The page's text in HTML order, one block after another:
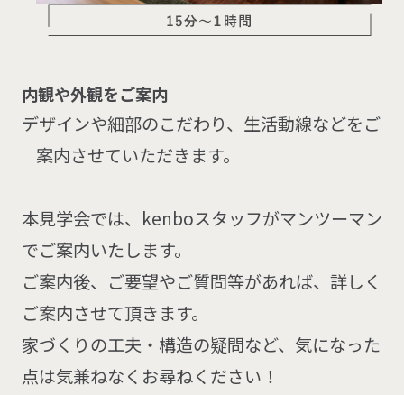
内観や外観をご案内
デザインや細部のこだわり、生活動線などをご
案内させていただきます。
本見学会では、kenboスタッフがマンツーマン
でご案内いたします。
ご案内後、ご要望やご質問等があれば、詳しく
ご案内させて頂きます。
家づくりの工夫・構造の疑問など、気になった
点は気兼ねなくお尋ねください！